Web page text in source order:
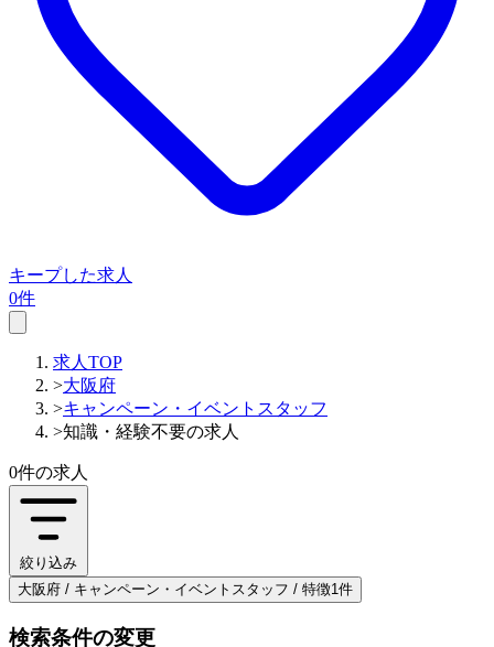
キープした求人
0件
求人TOP
>大阪府
>キャンペーン・イベントスタッフ
>知識・経験不要の求人
0件の求人
絞り込み
大阪府 / キャンペーン・イベントスタッフ / 特徴1件
検索条件の変更